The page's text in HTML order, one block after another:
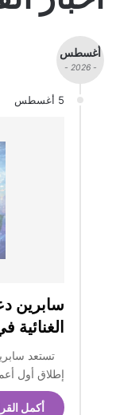
أغسطس
- 2026 -
5 أغسطس
سابرين
تستعد
إطلاق أول
أكمل